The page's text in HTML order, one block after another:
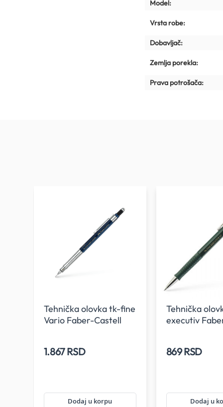
Model:
Vrsta robe:
Dobavljač:
Zemlja porekla:
Prava potrošača:
Tehnička olovka tk-fine
Vario Faber-Castell
1.867 RSD
Dodaj u korpu
Tehnička
executiv
869 RSD
Dodaj u